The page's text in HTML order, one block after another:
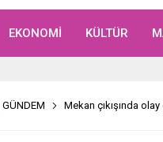
EKONOMİ KÜLTÜR
GÜNDEM Mekan çıkışında